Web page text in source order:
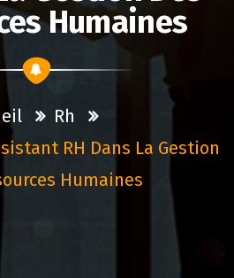
Humaines
Rh
RH Dans La Gestion
Humaines